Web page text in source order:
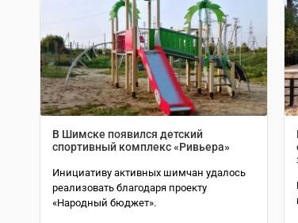
В Шимске появился детский
спортивный комплекс «Ривьера»
Инициативу активных шимчан удалось
реализовать благодаря проекту
«Народный бюджет».